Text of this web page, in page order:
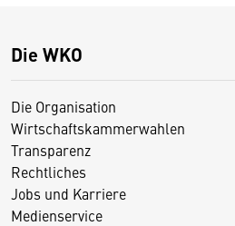
Die WKO
Die Organisation
Wirtschaftskammerwahlen
Transparenz
Rechtliches
Jobs und Karriere
Medienservice